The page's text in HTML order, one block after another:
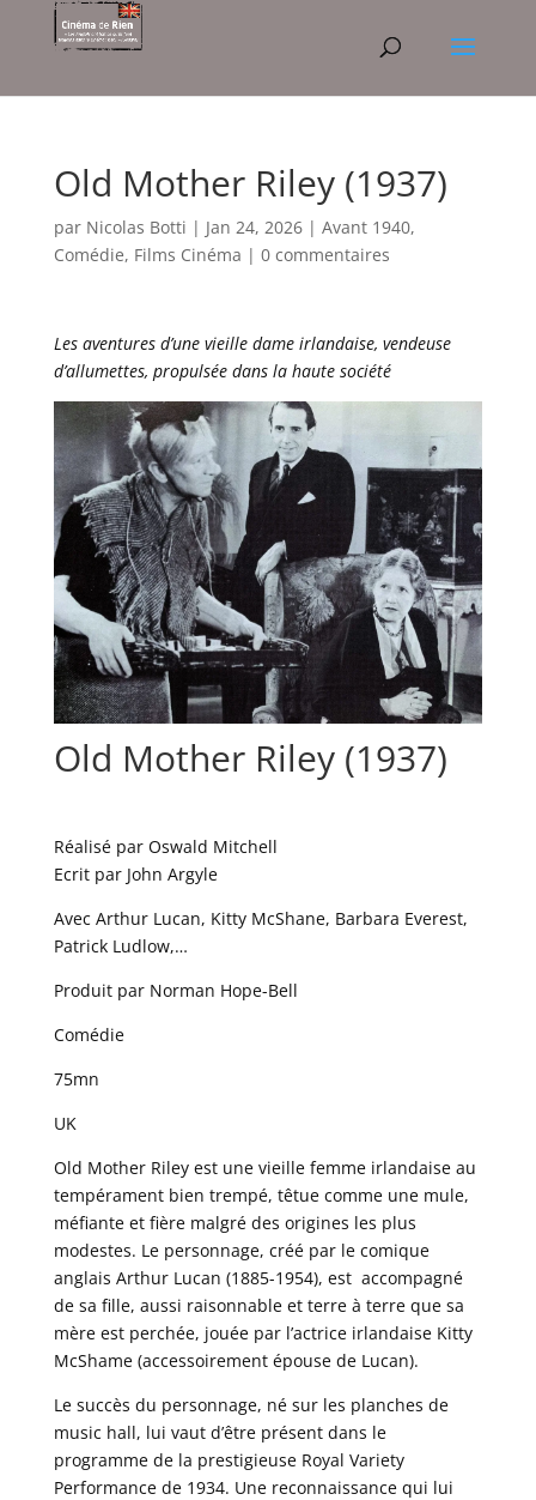
Old Mother Riley (1937)
par Nicolas Botti | Jan 24, 2026| Avant 1940,
Comédie, Films Cinéma | 0 commentaires
Les aventures d’une vieille dame irlandaise, vendeuse
d’allumettes, propulsée dans la haute société
Old Mother Riley (1937)
Réalisé par Oswald Mitchell
Ecrit par John Argyle
Avec Arthur Lucan, Kitty McShane, Barbara Everest,
Patrick Ludlow,…
Produit par Norman Hope-Bell
Comédie
75mn
UK
Old Mother Riley est une vieille femme irlandaise au
tempérament bien trempé, têtue comme une mule,
méfiante et fière malgré des origines les plus
modestes. Le personnage, créé par le comique
anglais Arthur Lucan (1885-1954), est accompagné
de sa fille, aussi raisonnable et terre à terre que sa
mère est perchée, jouée par l’actrice irlandaise Kitty
McShame (accessoirement épouse de Lucan).
Le succès du personnage, né sur les planches de
music hall, lui vaut d’être présent dans le
programme de la prestigieuse Royal Variety
Performance de 1934. Une reconnaissance qui lui